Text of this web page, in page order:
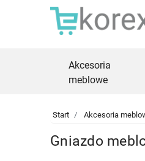
Akcesoria
meblowe
Start Akcesoria
Gniazdo